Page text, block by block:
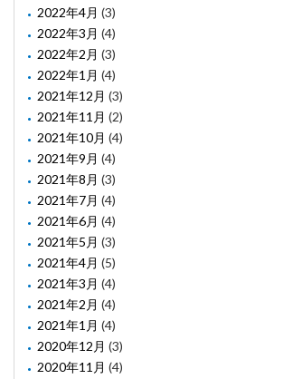
2022年4月 (3)
2022年3月 (4)
2022年2月 (3)
2022年1月 (4)
2021年12月 (3)
2021年11月 (2)
2021年10月 (4)
2021年9月 (4)
2021年8月 (3)
2021年7月 (4)
2021年6月 (4)
2021年5月 (3)
2021年4月 (5)
2021年3月 (4)
2021年2月 (4)
2021年1月 (4)
2020年12月 (3)
2020年11月 (4)